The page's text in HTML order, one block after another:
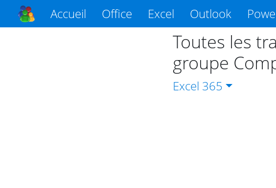
Accueil Office Excel Outlook
Toutes les
groupe
Excel 365